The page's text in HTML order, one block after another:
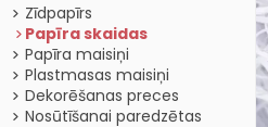
Zīdpapīrs
Papīra skaidas
Papīra maisiņi
Plastmasas maisiņi
Dekorēšanas preces
Nosūtīšanai paredzētas